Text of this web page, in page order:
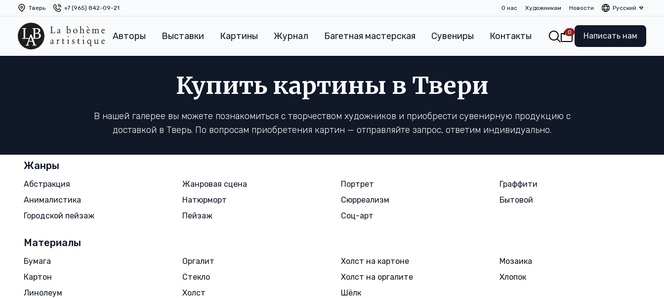
Тверь +7 (965) 842-09-21 О нас Художникам Новости Русский
Авторы Выставки Картины Журнал Багетная мастерская Сувениры Контакты 0 Написать нам
Купить картины в Твери
В нашей галерее вы можете познакомиться с творчеством художников и приобрести сувенирную продукцию с
доставкой в Тверь. По вопросам приобретения картин — отправляйте запрос, ответим индивидуально.
Жанры
Абстракция
Анималистика
Городской пейзаж
Жанровая сцена
Натюрморт
Пейзаж
Портрет
Сюрреализм
Соц-арт
Граффити
Бытовой
Материалы
Бумага
Картон
Линолеум
Оргалит
Стекло
Холст
Холст на картоне
Холст на оргалите
Шёлк
Мозаика
Хлопок